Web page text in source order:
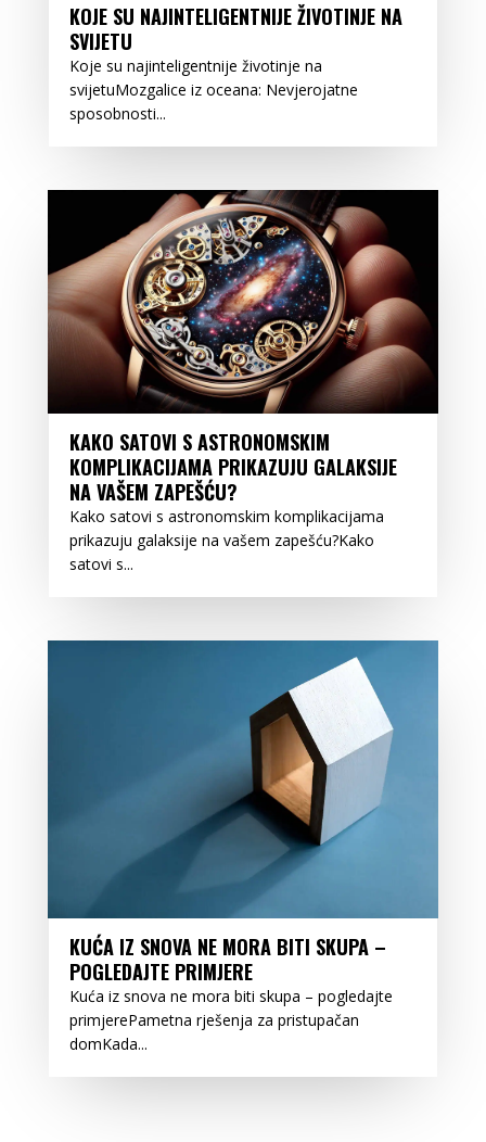
KOJE SU NAJINTELIGENTNIJE ŽIVOTINJE NA
SVIJETU
Koje su najinteligentnije životinje na
svijetuMozgalice iz oceana: Nevjerojatne
sposobnosti...
KAKO SATOVI S ASTRONOMSKIM
KOMPLIKACIJAMA PRIKAZUJU GALAKSIJE
NA VAŠEM ZAPEŠĆU?
Kako satovi s astronomskim komplikacijama
prikazuju galaksije na vašem zapešću?Kako
satovi s...
KUĆA IZ SNOVA NE MORA BITI SKUPA –
POGLEDAJTE PRIMJERE
Kuća iz snova ne mora biti skupa – pogledajte
primjerePametna rješenja za pristupačan
domKada...